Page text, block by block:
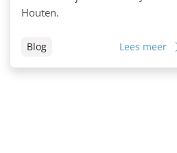
Houten.
Blog Lees meer